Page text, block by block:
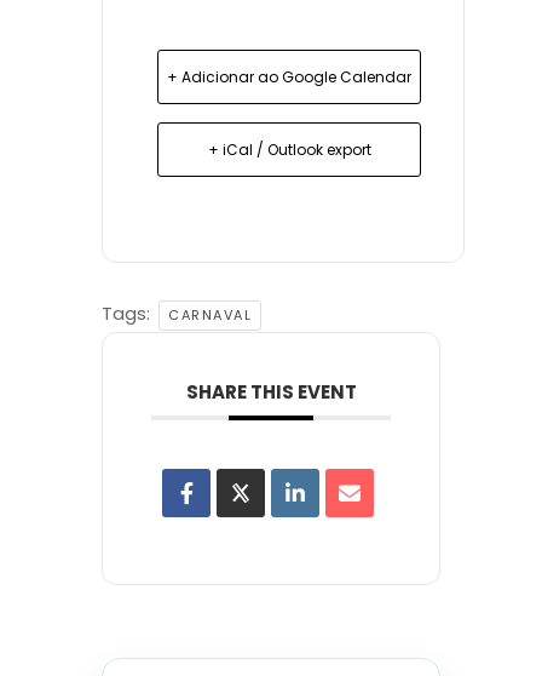
+ Adicionar ao Google Calendar
+ iCal / Outlook export
Tags: CARNAVAL
SHARE THIS EVENT